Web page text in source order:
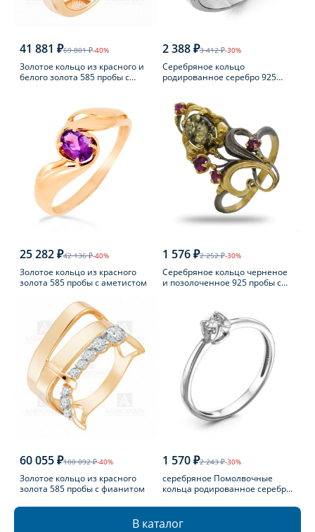
41 881 ₽69 801 ₽-40%
Золотое кольцо из красного и
белого золота 585 пробы с
2 388 ₽3 412 ₽-30%
Серебряное кольцо
родированное серебро 925
25 282 ₽42 136 ₽-40%
Золотое кольцо из красного
золота 585 пробы с аметистом
1 576 ₽2 252 ₽-30%
Серебряное кольцо черненое
и позолоченное 925 пробы с
60 055 ₽100 092 ₽-40%
Золотое кольцо из красного
золота 585 пробы с фианитом
1 570 ₽2 243 ₽-30%
серебряное Помолвочные
кольца родированное серебро
В каталог